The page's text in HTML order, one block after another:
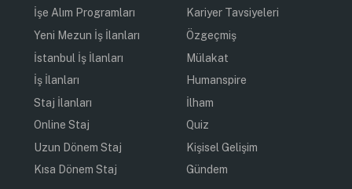
İşe Alım Programları
Yeni Mezun İş İlanları
İstanbul İş İlanları
İş İlanları
Staj İlanları
Online Staj
Uzun Dönem Staj
Kısa Dönem Staj
Kariyer Tavsiyeleri
Özgeçmiş
Mülakat
Humanspire
İlham
Quiz
Kişisel Gelişim
Gündem